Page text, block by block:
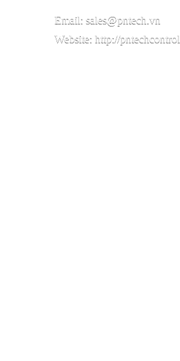
Email: sales@pntech.vn
Website: http://